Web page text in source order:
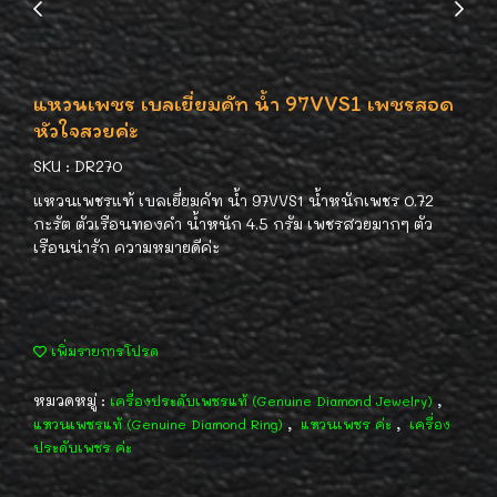
แหวนเพชร เบลเยี่ยมคัท น้ำ 97VVS1 เพชรสอด
หัวใจสวยค่ะ
SKU : DR270
แหวนเพชรแท้ เบลเยี่ยมคัท น้ำ 97VVS1 น้ำหนักเพชร 0.72
กะรัต ตัวเรือนทองคำ น้ำหนัก 4.5 กรัม เพชรสวยมากๆ ตัว
เรือนน่ารัก ความหมายดีค่ะ
เพิ่มรายการโปรด
หมวดหมู่ : เครื่องประดับเพชรแท้ (Genuine Diamond Jewelry) ,
แหวนเพชรแท้ (Genuine Diamond Ring) , แหวนเพชร ค่ะ , เครื่อง
ประดับเพชร ค่ะ